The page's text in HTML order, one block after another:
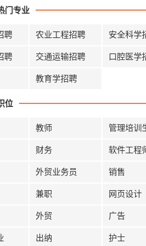
门专业
聘 农业工程招聘 安全科学
聘 交通运输招聘 口腔医学
教育学招聘
位
教师 管理培训
财务 软件工程
外贸业务员 销售
兼职 网页设计
外贸 广告
出纳 护士